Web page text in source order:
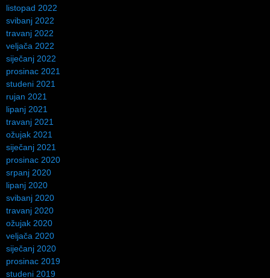
listopad 2022
svibanj 2022
travanj 2022
veljača 2022
siječanj 2022
prosinac 2021
studeni 2021
rujan 2021
lipanj 2021
travanj 2021
ožujak 2021
siječanj 2021
prosinac 2020
srpanj 2020
lipanj 2020
svibanj 2020
travanj 2020
ožujak 2020
veljača 2020
siječanj 2020
prosinac 2019
studeni 2019